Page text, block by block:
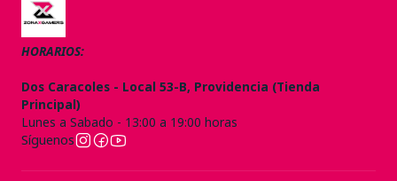
HORARIOS:
Dos Caracoles - Local 53-B, Providencia (Tienda
Principal)
Lunes a Sabado - 13:00 a 19:00 horas
Síguenos